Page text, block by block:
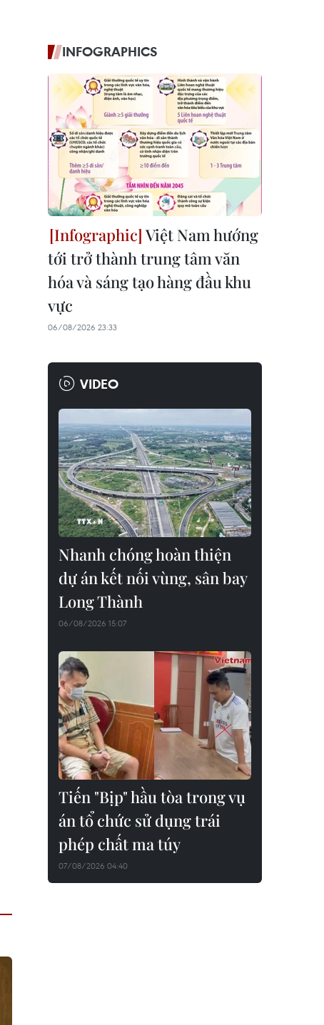
INFOGRAPHICS
Việt Nam hướng
tới trở thành trung tâm văn
hóa và sáng tạo hàng đầu khu
vực
06/08/2026 23:33
VIDEO
Nhanh chóng hoàn thiện
dự án kết nối vùng, sân bay
Long Thành
06/08/2026 15:07
Tiến "Bịp" hầu tòa trong vụ
án tổ chức sử dụng trái
phép chất ma túy
07/08/2026 04:40